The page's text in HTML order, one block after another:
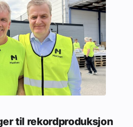
til rekordproduksjon